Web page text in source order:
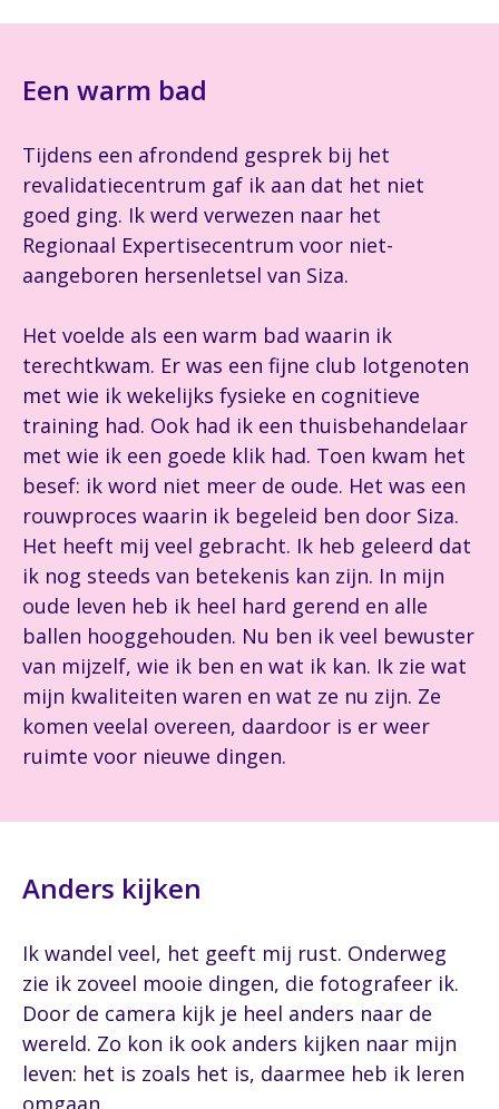
Een warm bad
Tijdens een afrondend gesprek bij het
revalidatiecentrum gaf ik aan dat het niet
goed ging. Ik werd verwezen naar het
Regionaal Expertisecentrum voor niet-
aangeboren hersenletsel van Siza.
Het voelde als een warm bad waarin ik
terechtkwam. Er was een fijne club lotgenoten
met wie ik wekelijks fysieke en cognitieve
training had. Ook had ik een thuisbehandelaar
met wie ik een goede klik had. Toen kwam het
besef: ik word niet meer de oude. Het was een
rouwproces waarin ik begeleid ben door Siza.
Het heeft mij veel gebracht. Ik heb geleerd dat
ik nog steeds van betekenis kan zijn. In mijn
oude leven heb ik heel hard gerend en alle
ballen hooggehouden. Nu ben ik veel bewuster
van mijzelf, wie ik ben en wat ik kan. Ik zie wat
mijn kwaliteiten waren en wat ze nu zijn. Ze
komen veelal overeen, daardoor is er weer
ruimte voor nieuwe dingen.
Anders kijken
Ik wandel veel, het geeft mij rust. Onderweg
zie ik zoveel mooie dingen, die fotografeer ik.
Door de camera kijk je heel anders naar de
wereld. Zo kon ik ook anders kijken naar mijn
leven: het is zoals het is, daarmee heb ik leren
omgaan.